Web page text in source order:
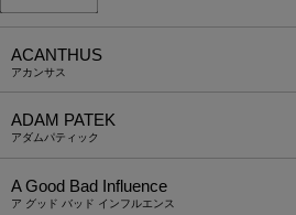
ACANTHUS
アカンサス
ADAM PATEK
アダムパティック
A Good Bad Influence
ア グッド バッド インフルエンス